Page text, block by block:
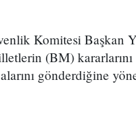
Komitesi Başkan
(BM)
gönderdiğine